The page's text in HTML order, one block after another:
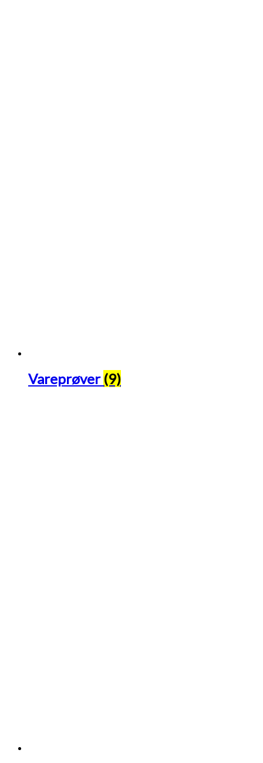
Vareprøver (9)